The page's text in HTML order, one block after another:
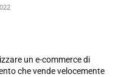
un e-commerce di
che vende velocemente